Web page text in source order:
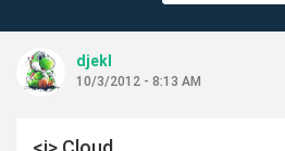
djekl
10/3/2012 - 8:13 AM